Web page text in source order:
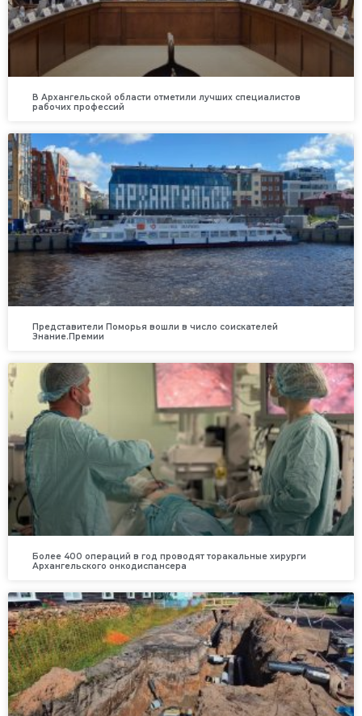
В Архангельской области отметили лучших специалистов
рабочих профессий
Представители Поморья вошли в число соискателей
Знание.Премии
Более 400 операций в год проводят торакальные хирурги
Архангельского онкодиспансера